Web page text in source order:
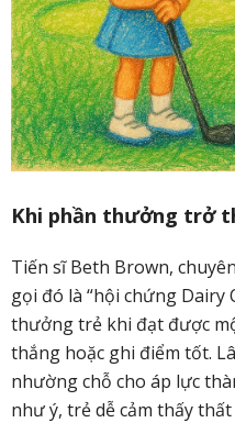
Khi phần thưởng trở
Tiến sĩ Beth Brown,
gọi đó là “hội chứng Dairy
thưởng trẻ khi đạt được
thắng hoặc ghi điểm tốt.
nhường chỗ cho áp lực
như ý, trẻ dễ cảm thấy